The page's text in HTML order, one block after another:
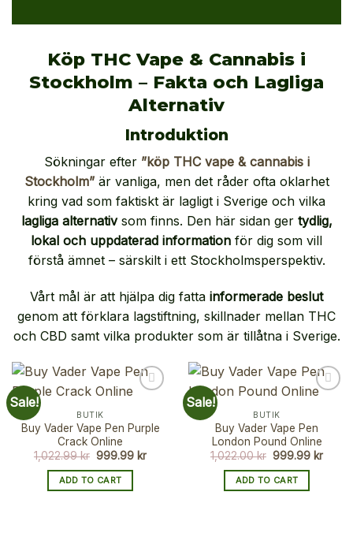
Köp THC Vape & Cannabis i
Stockholm – Fakta och Lagliga
Alternativ
Introduktion
Sökningar efter ”köp THC vape & cannabis i
Stockholm”är vanliga, men det råder ofta oklarhet
kring vad som faktiskt är lagligt i Sverige och vilka
lagliga alternativsom finns. Den här sidan ger tydlig,
lokal och uppdaterad information för dig som vill
förstå ämnet – särskilt i ett Stockholmsperspektiv.
Vårt mål är att hjälpa dig fatta informerade beslut
genom att förklara lagstiftning, skillnader mellan THC
och CBD samt vilka produkter som är tillåtna i Sverige.
Sale!
BUTIK
Buy Vader Vape Pen Purple
Crack Online
1,022.99kr Original
was:
1,022.99 kr.
999.99 krCurrent
ADD TO CART
Sale!
BUTIK
Buy Vader Vape Pen
London Pound Online
1,022.00kr Original
was:
1,022.00 kr.
999.99 kr
ADD TO CART